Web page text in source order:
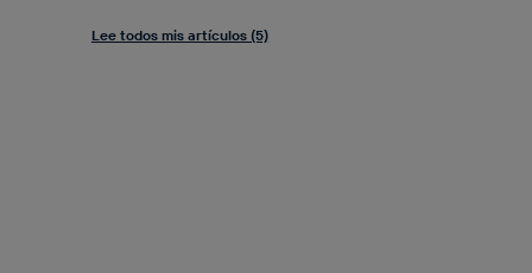
Lee todos mis artículos (5)